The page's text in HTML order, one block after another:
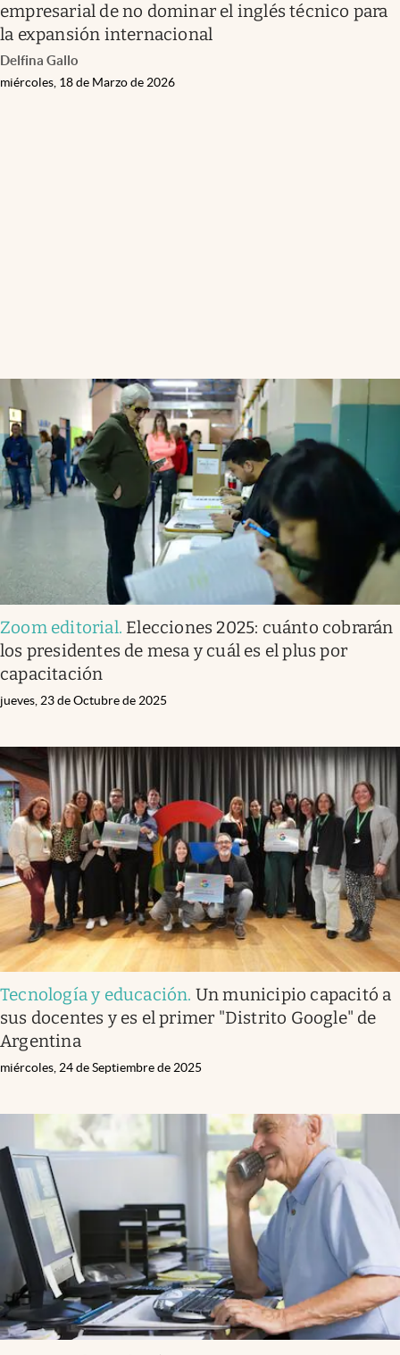
empresarial de no dominar el inglés técnico para
la expansión internacional
Delfina Gallo
miércoles, 18 de Marzo de 2026
Zoom editorial. Elecciones 2025: cuánto cobrarán
los presidentes de mesa y cuál es el plus por
capacitación
jueves, 23 de Octubre de 2025
Tecnología y educación. Un municipio capacitó a
sus docentes y es el primer "Distrito Google" de
Argentina
miércoles, 24 de Septiembre de 2025